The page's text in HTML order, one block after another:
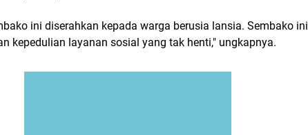
ini diserahkan kepada warga berusia lansia. Sembako ini
kepedulian layanan sosial yang tak henti," ungkapnya.